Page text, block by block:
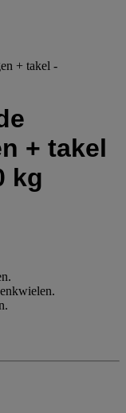
+ takel -
+ takel
kg